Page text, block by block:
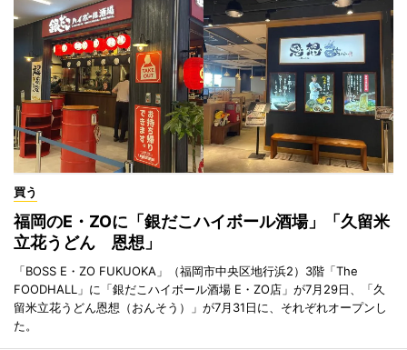
買う
福岡のE・ZOに「銀だこハイボール酒場」「久留米
立花うどん 恩想」
「BOSS E・ZO FUKUOKA」（福岡市中央区地行浜2）3階「The
FOODHALL」に「銀だこハイボール酒場 E・ZO店」が7月29日、「久
留米立花うどん恩想（おんそう）」が7月31日に、それぞれオープンし
た。